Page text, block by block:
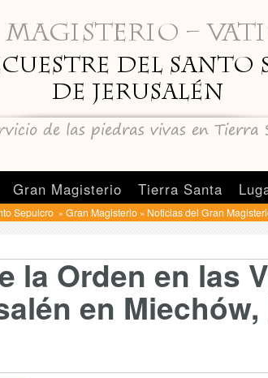
Gran Magisterio Tierra Santa
Sepulcro » Gran Magisterio » Noticias del Gran
la Orden en las
en